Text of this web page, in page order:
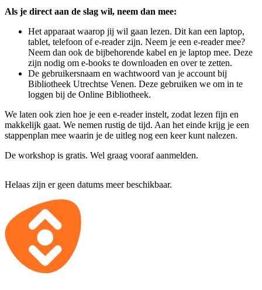
Als je direct aan de slag wil, neem dan mee:
Het apparaat waarop jij wil gaan lezen. Dit kan een laptop,
tablet, telefoon of e-reader zijn. Neem je een e-reader mee?
Neem dan ook de bijbehorende kabel en je laptop mee. Deze
zijn nodig om e-books te downloaden en over te zetten.
De gebruikersnaam en wachtwoord van je account bij
Bibliotheek Utrechtse Venen. Deze gebruiken we om in te
loggen bij de Online Bibliotheek.
We laten ook zien hoe je een e-reader instelt, zodat lezen fijn en
makkelijk gaat. We nemen rustig de tijd. Aan het einde krijg je een
stappenplan mee waarin je de uitleg nog een keer kunt nalezen.
De workshop is gratis. Wel graag vooraf aanmelden.
Helaas zijn er geen datums meer beschikbaar.